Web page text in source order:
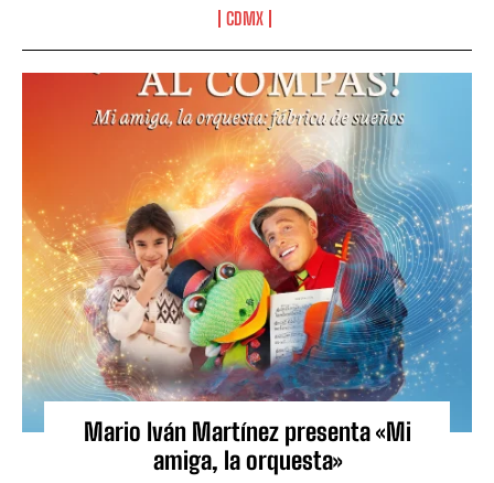
CDMX
Mario Iván Martínez presenta «Mi
amiga, la orquesta»